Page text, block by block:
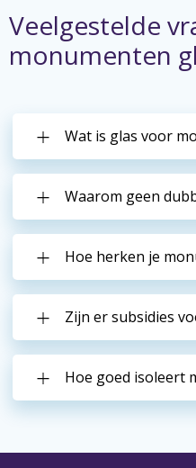
Veelgestelde
monumenten
Wat is glas voor
Waarom geen
Hoe herken je
Zijn er subsidies
Hoe goed isoleert